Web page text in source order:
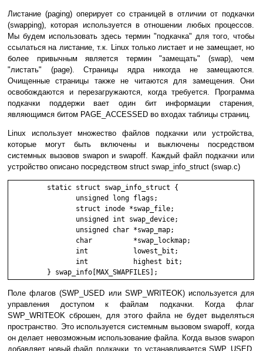
Листание (paging) оперирует со страницей в отличии от подкачки
(swapping), которая используется в отношении любых процессов.
Мы будем использовать здесь термин "подкачка" для того, чтобы
ссылаться на листание, т.к. Linux только листает и не замещает, но
более привычным является термин "замещать" (swap), чем
"листать" (page). Страницы ядра никогда не замещаются.
Очищенные страницы также не читаются для замещения. Они
освобождаются и перезагружаются, когда требуется. Программа
подкачки поддержи вает один бит информации старения,
являющимся битом PAGE_ACCESSED во входах таблицы страниц.
Linux использует множество файлов подкачки или устройства,
которые могут быть включены и выключены посредством
системных вызовов swapon и swapoff. Каждый файл подкачки или
устройство описано посредством struct swap_info_struct (swap.c)
         static struct swap_info_struct {
                unsigned long flags;
                struct inode *swap_file;
                unsigned int swap_device;
                unsigned char *swap_map;
                char          *swap_lockmap;
                int           lowest_bit;
                int           highest bit;
         } swap_info[MAX_SWAPFILES];
Поле флагов (SWP_USED или SWP_WRITEOK) используется для
управления доступом к файлам подкачки. Когда флаг
SWP_WRITEOK сброшен, для этого файла не будет выделяться
пространство. Это используется системным вызовом swapoff, когда
он делает невозможным использование файла. Когда вызов swapon
добавляет новый файл подкачки, то устанавливается SWP_USED.